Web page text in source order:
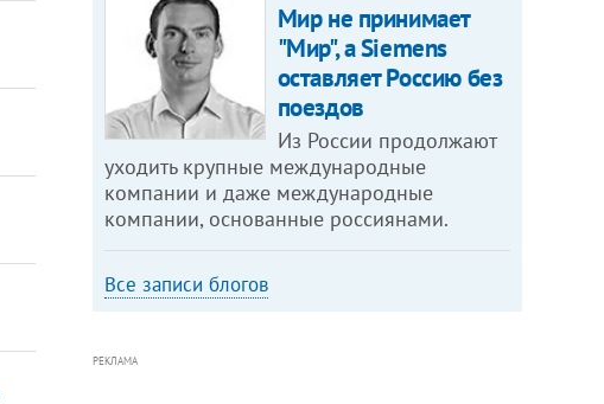
Мир не принимает
"Мир", а Siemens
оставляет Россию без
поездов
Из России продолжают
уходить крупные международные
компании и даже международные
компании, основанные россиянами.
Все записи блогов
РЕКЛАМА